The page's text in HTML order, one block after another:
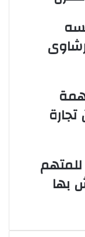
بتهمة
تجارة
للمتهم
بها